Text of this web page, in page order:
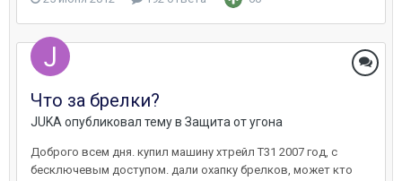
Что за брелки?
JUKA опубликовал тему в Защита от угона
Доброго всем дня. купил машину хтрейл T31 2007 год, с
бесключевым доступом. дали охапку брелков, может кто